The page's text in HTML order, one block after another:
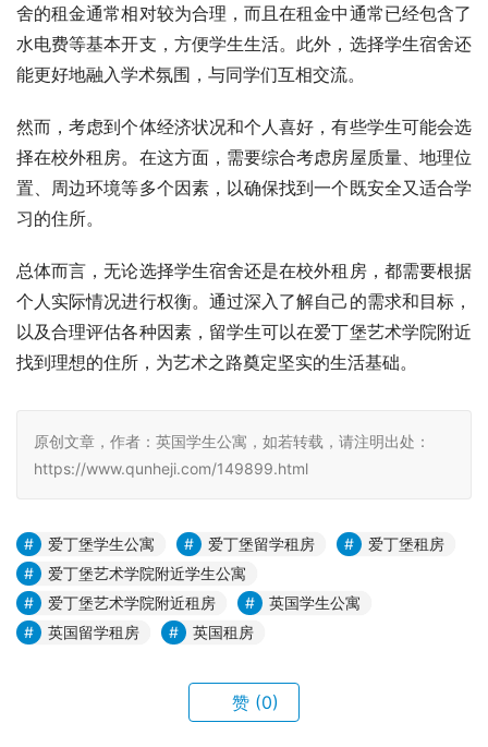
舍的租金通常相对较为合理，而且在租金中通常已经包含了
水电费等基本开支，方便学生生活。此外，选择学生宿舍还
能更好地融入学术氛围，与同学们互相交流。
然而，考虑到个体经济状况和个人喜好，有些学生可能会选
择在校外租房。在这方面，需要综合考虑房屋质量、地理位
置、周边环境等多个因素，以确保找到一个既安全又适合学
习的住所。
总体而言，无论选择学生宿舍还是在校外租房，都需要根据
个人实际情况进行权衡。通过深入了解自己的需求和目标，
以及合理评估各种因素，留学生可以在爱丁堡艺术学院附近
找到理想的住所，为艺术之路奠定坚实的生活基础。
原创文章，作者：英国学生公寓，如若转载，请注明出处：
https://www.qunheji.com/149899.html
爱丁堡学生公寓 爱丁堡留学租房
爱丁堡租房
爱丁堡艺术学院附近学生公寓
爱丁堡艺术学院附近租房
英国学生公寓
英国留学租房
英国租房
赞 (0)